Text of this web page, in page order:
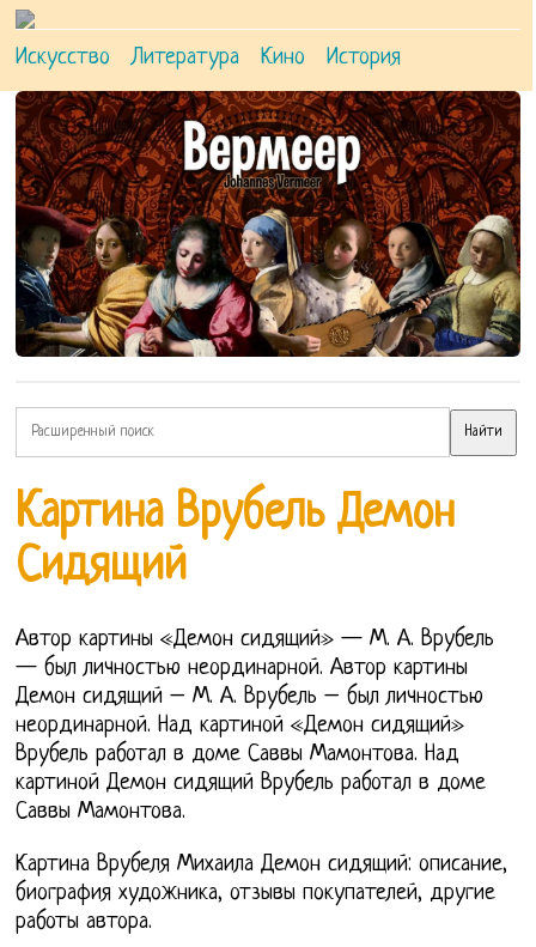
Искусство Литература Кино История
Картина Врубель Демон
Сидящий
Автор картины «Демон сидящий» — М. А. Врубель
— был личностью неординарной. Автор картины
Демон сидящий – М. А. Врубель – был личностью
неординарной. Над картиной «Демон сидящий»
Врубель работал в доме Саввы Мамонтова. Над
картиной Демон сидящий Врубель работал в доме
Саввы Мамонтова.
Картина Врубеля Михаила Демон сидящий: описание,
биография художника, отзывы покупателей, другие
работы автора.